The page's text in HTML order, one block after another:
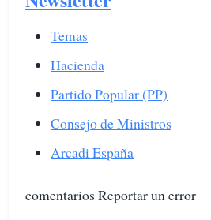
Temas
Hacienda
Partido Popular (PP)
Consejo de Ministros
Arcadi España
comentarios Reportar un error